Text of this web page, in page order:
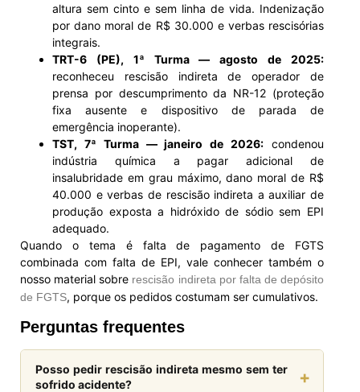
altura sem cinto e sem linha de vida. Indenização
por dano moral de R$ 30.000 e verbas rescisórias
integrais.
TRT-6 (PE), 1ª Turma — agosto de 2025:
reconheceu rescisão indireta de operador de
prensa por descumprimento da NR-12 (proteção
fixa ausente e dispositivo de parada de
emergência inoperante).
TST, 7ª Turma — janeiro de 2026: condenou
indústria química a pagar adicional de
insalubridade em grau máximo, dano moral de R$
40.000 e verbas de rescisão indireta a auxiliar de
produção exposta a hidróxido de sódio sem EPI
adequado.
Quando o tema é falta de pagamento de FGTS
combinada com falta de EPI, vale conhecer também o
nosso material sobre rescisão indireta por falta de depósito
de FGTS, porque os pedidos costumam ser cumulativos.
Perguntas frequentes
Posso pedir rescisão indireta mesmo sem ter
sofrido acidente?
+